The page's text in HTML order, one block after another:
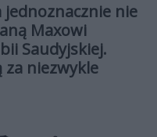
jednoznacznie nie
Maxowi
Saudyjskiej.
za niezwykle